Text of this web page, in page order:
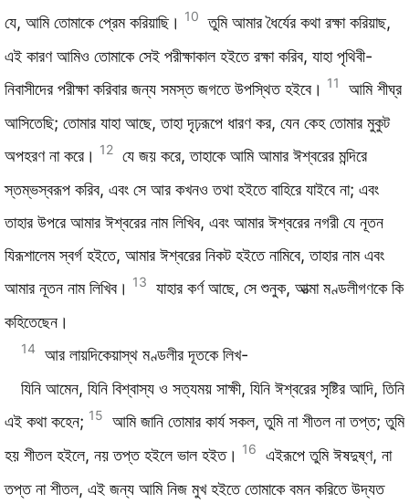
যে, আমি তোমাকে প্রেম করিয়াছি। 10 তুমি আমার ধৈর্যের কথা রক্ষা করিয়াছ,
এই কারণ আমিও তোমাকে সেই পরীক্ষাকাল হইতে রক্ষা করিব, যাহা পৃথিবী-
নিবাসীদের পরীক্ষা করিবার জন্য সমস্ত জগতে উপস্থিত হইবে। 11
আমি শীঘ্র
আসিতেছি; তোমার যাহা আছে, তাহা দৃঢ়রূপে ধারণ কর, যেন কেহ তোমার মুকুট
অপহরণ না করে। 12 যে জয় করে, তাহাকে আমি আমার ঈশ্বরের মন্দিরে
স্তম্ভস্বরূপ করিব, এবং সে আর কখনও তথা হইতে বাহিরে যাইবে না; এবং
তাহার উপরে আমার ঈশ্বরের নাম লিখিব, এবং আমার ঈশ্বরের নগরী যে নূতন
যিরূশালেম স্বর্গ হইতে, আমার ঈশ্বরের নিকট হইতে নামিবে, তাহার নাম এবং
আমার নূতন নাম লিখিব। 13
যাহার কর্ণ আছে, সে শুনুক, আত্মা মণ্ডলীগণকে কি
কহিতেছেন।
14
আর লায়দিকেয়াস্থ মণ্ডলীর দূতকে লিখ-
যিনি আমেন, যিনি বিশ্বাস্য ও সত্যময় সাক্ষী, যিনি ঈশ্বরের সৃষ্টির আদি, তিনি
এই কথা কহেন; 15
আমি জানি তোমার কার্য সকল, তুমি না শীতল না তপ্ত; তুমি
হয় শীতল হইলে, নয় তপ্ত হইলে ভাল হইত। 16
এইরূপে তুমি ঈষদুষ্ণ, না
তপ্ত না শীতল, এই জন্য আমি নিজ মুখ হইতে তোমাকে বমন করিতে উদ্যত